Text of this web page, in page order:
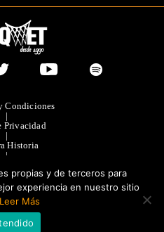
Condiciones
|
Privacidad
|
Historia
|
|
2023. GRUPO OLIMPIA
propias y de terceros para
experiencia en nuestro sitio
Leer Más